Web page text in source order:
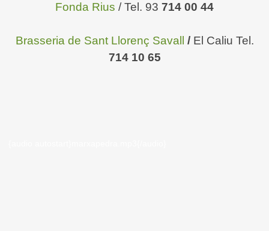
Fonda Rius / Tel. 93 714 00 44
Brasseria de Sant Llorenç Savall / El Caliu Tel.
714 10 65